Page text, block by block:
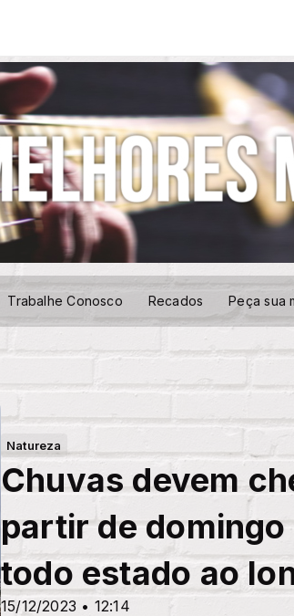
Trabalhe Conosco Recados Peça sua
Natureza
15/12/2023 • 12:14
Chuvas devem
partir de
todo estado ao